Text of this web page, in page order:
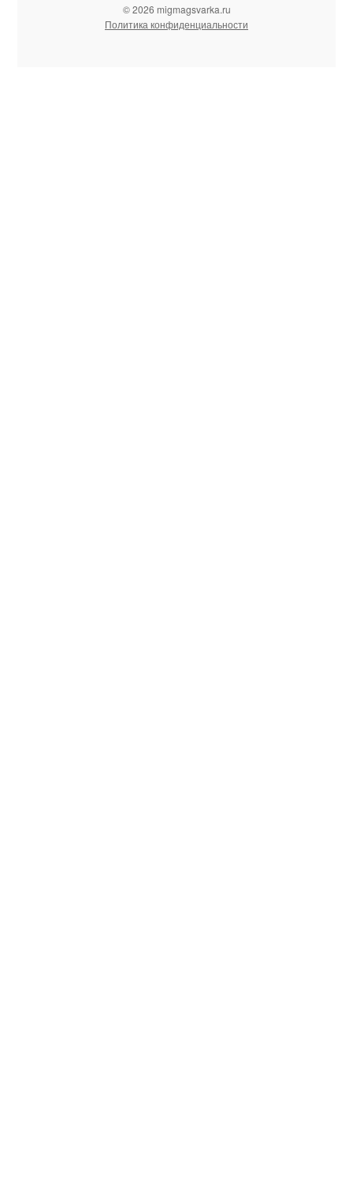
© 2026 migmagsvarka.ru
Политика конфиденциальности